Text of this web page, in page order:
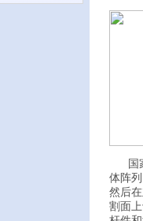
国家
体阵
然后
割面